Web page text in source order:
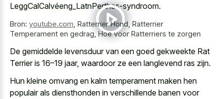
LeggCalCalvéeng_LatnPerthes-syndroom.
Bron: youtube.com Ratterrier Hond, Ratterrier
Temperament en gedrag, Hoe voor Ratterriers te zorgen
De gemiddelde levensduur van een goed gekweekte Rat
Terrier is 16–19 jaar, waardoor ze een langlevend ras zijn.
Hun kleine omvang en kalm temperament maken hen
populair als diensthonden in verschillende banen voor